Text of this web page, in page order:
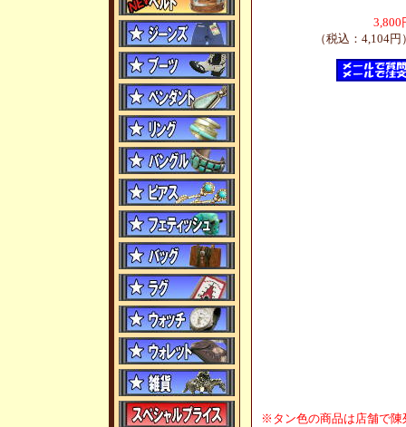
3,800
（税込：4,104円
※タン色の商品は店舗で陳